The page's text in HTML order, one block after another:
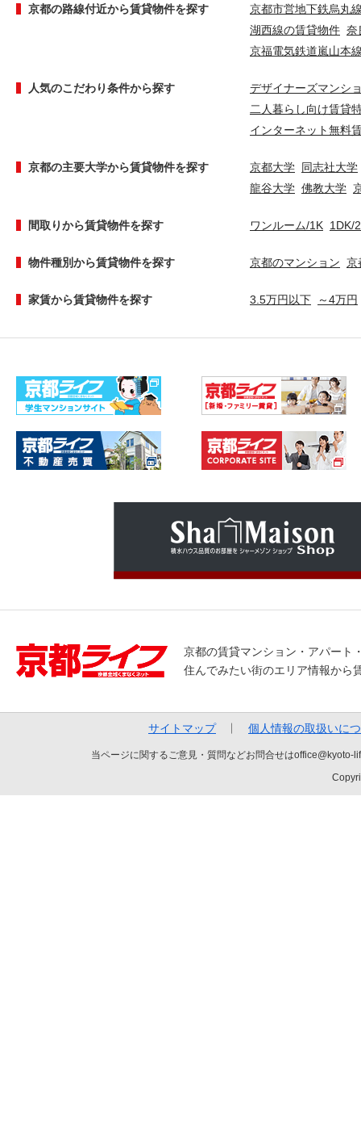
京都の路線付近から賃貸物件を探す
京都市営地下鉄烏丸
湖西線の賃貸物件 奈
京福電気鉄道嵐山本
人気のこだわり条件から探す
デザイナーズマンシ
二人暮らし向け賃貸
インターネット無料
京都の主要大学から賃貸物件を探す 京都大学 同志社大学
龍谷大学 佛教大学
間取りから賃貸物件を探す ワンルーム/1K 1DK/
物件種別から賃貸物件を探す 京都のマンション 京
家賃から賃貸物件を探す 3.5万円以下 ～4万円
京都の賃貸マンション・アパート
住んでみたい街のエリア情報から
サイトマップ 個人情報の取扱いに
当ページに関するご意見・質問などお問合せは